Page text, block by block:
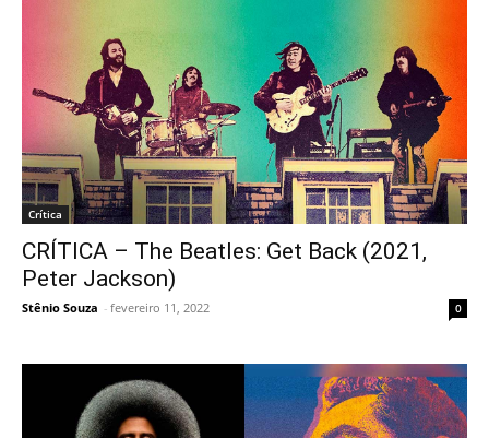
Crítica
CRÍTICA – The Beatles: Get Back (2021,
Peter Jackson)
Stênio Souza - fevereiro 11, 2022 0